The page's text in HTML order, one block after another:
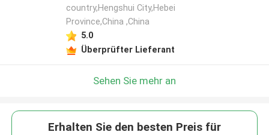
country,Hengshui City,Hebei
Province,China ,China
5.0
Überprüfter Lieferant
Sehen Sie mehr an
Erhalten Sie den besten Preis für